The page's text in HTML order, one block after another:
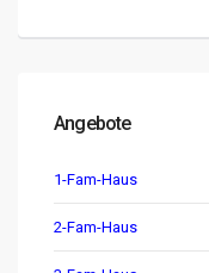
Angebote
1-Fam-Haus
2-Fam-Haus